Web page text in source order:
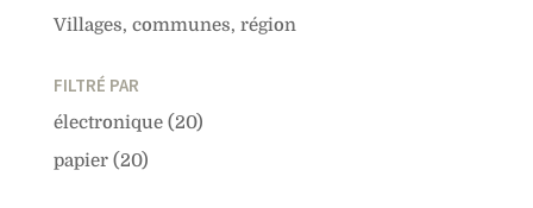
Villages, communes, région
FILTRÉ PAR
électronique (20)
papier (20)